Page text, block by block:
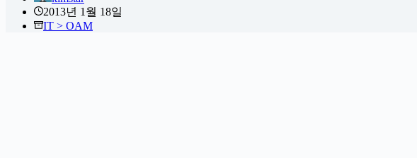
2013년 1월 18일
IT > OAM